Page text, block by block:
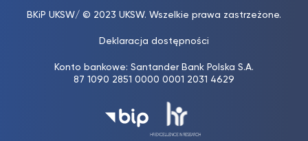
BKiP UKSW/ © 2023 UKSW. Wszelkie prawa zastrzeżone.
Deklaracja dostępności
Konto bankowe: Santander Bank Polska S.A.
87 1090 2851 0000 0001 2031 4629